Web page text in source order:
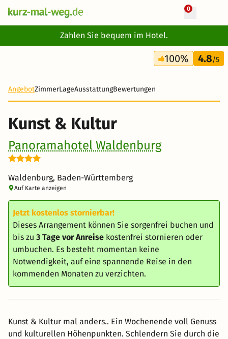
0
Zahlen Sie bequem im Hotel.
3 Tage
267 €
100% 4.8/5
AngebotZimmerLageAusstattungBewertungen
Kunst & Kultur
Panoramahotel Waldenburg
Waldenburg, Baden-Württemberg
Auf Karte anzeigen
Jetzt kostenlos stornierbar!
Dieses Arrangement können Sie sorgenfrei buchen und
bis zu 3 Tage vor Anreise kostenfrei stornieren oder
umbuchen. Es besteht momentan keine
Notwendigkeit, auf eine spannende Reise in den
kommenden Monaten zu verzichten.
Kunst & Kultur mal anders.. Ein Wochenende voll Genuss
und kulturellen Höhenpunkten. Schlendern Sie durch die